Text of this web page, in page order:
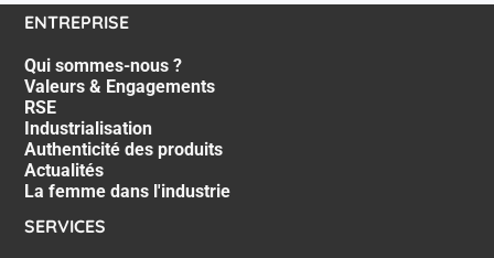
ENTREPRISE
Qui sommes-nous ?
Valeurs & Engagements
RSE
Industrialisation
Authenticité des produits
Actualités
La femme dans l'industrie
SERVICES